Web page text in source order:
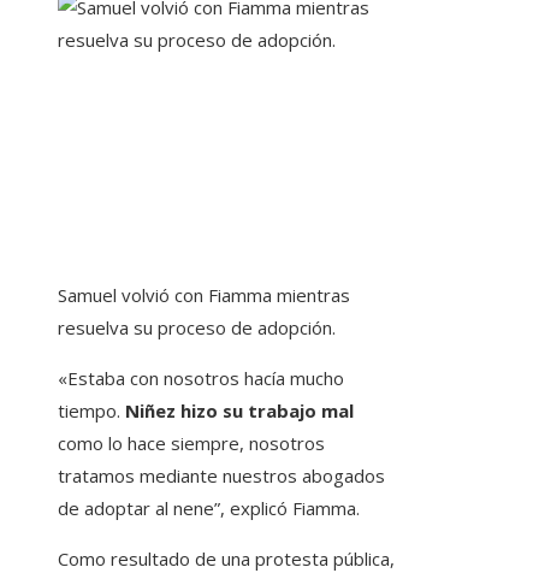
Samuel volvió con Fiamma mientras
resuelva su proceso de adopción.
«Estaba con nosotros hacía mucho
tiempo. Niñez hizo su trabajo mal
como lo hace siempre, nosotros
tratamos mediante nuestros abogados
de adoptar al nene”, explicó Fiamma.
Como resultado de una protesta pública,